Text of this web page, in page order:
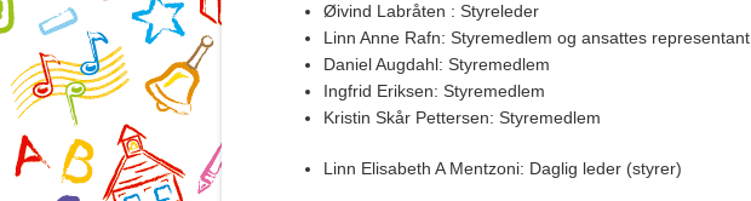
Øivind Labråten : Styreleder
Linn Anne Rafn: Styremedlem og ansattes representant
Daniel Augdahl: Styremedlem
Ingfrid Eriksen: Styremedlem
Kristin Skår Pettersen: Styremedlem
Linn Elisabeth A Mentzoni: Daglig leder (styrer)